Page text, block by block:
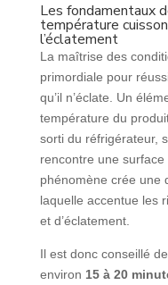
Les fondamentaux
température
l’éclatement
La maîtrise des
primordiale pour
qu’il n’éclate. Un
température du
sorti du réfrigérateur,
rencontre une
phénomène crée une
laquelle accentue les
et d’éclatement.
Il est donc conseillé
environ 15 à 20